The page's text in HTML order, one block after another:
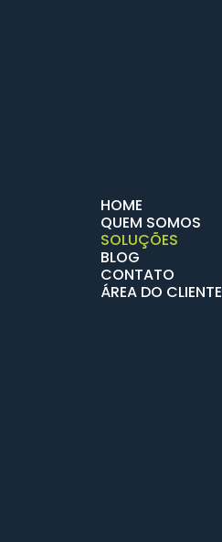
HOME
QUEM SOMOS
SOLUÇÕES
BLOG
CONTATO
ÁREA DO CLIENTE